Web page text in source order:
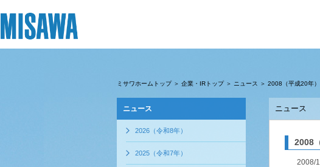
住まい
建てる [注文住宅]
商品ラインアップ
土地活用
個人のお客さま
賃貸住宅
リフォーム
戸建て・マンション
ミサワリフォームとは
まちづくり
複合開発・投資開発
複合開発事業（ASMACI-アスマチ-）
オーナーサポート
サポートメニュー
住まいるりんぐ（ロングサポート）
企業・IR情報
企業・IR
ニュース
ミサワホームトップ＞ 企業・IRトップ＞ ニュース ＞ 2008（平成20年）
ニュース
2026（令和8年）
2025（令和7年）
ニュース
2008
2008/